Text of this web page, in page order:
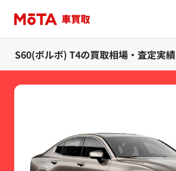
S60(ボルボ) T4の買取相場・査定実績